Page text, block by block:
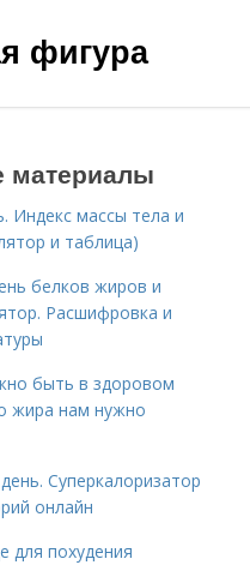
фигура
материалы
Индекс массы тела и
и таблица)
белков жиров и
Расшифровка и
быть в здоровом
жира нам нужно
Суперкалоризатор
онлайн
для похудения